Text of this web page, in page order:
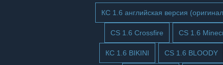
КС 1.6 английская версия
CS 1.6 Crossfire CS 1.6
КС 1.6 BIKINI CS 1.6 BLOODY